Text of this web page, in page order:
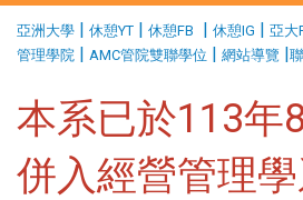
亞洲大學 | 休憩YT | 休憩FB | 休憩IG | 亞大
管理學院 | AMC管院雙聯學位 | 網站導覽 |
本系已於113年
併入經營管理學